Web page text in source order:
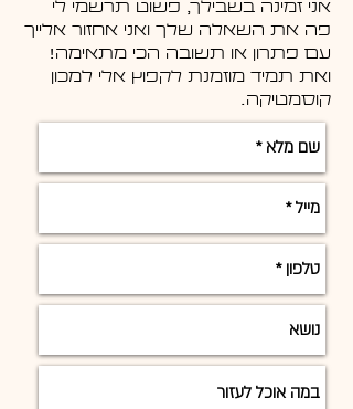
אני זמינה בשבילך, פשוט תרשמי לי
פה את השאלה שלך ואני אחזור אלייך
עם פתרון או תשובה הכי מתאימה!
ואת תמיד מוזמנת לקפוץ אלי למכון
קוסמטיקה.